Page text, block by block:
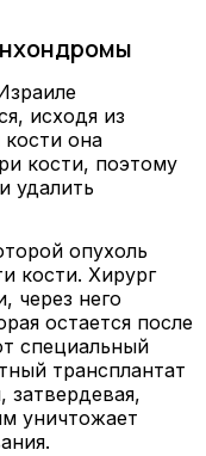
исходя из
кости она
кости, поэтому
удалить
опухоль
кости. Хирург
через него
остается после
специальный
трансплантат
уничтожает